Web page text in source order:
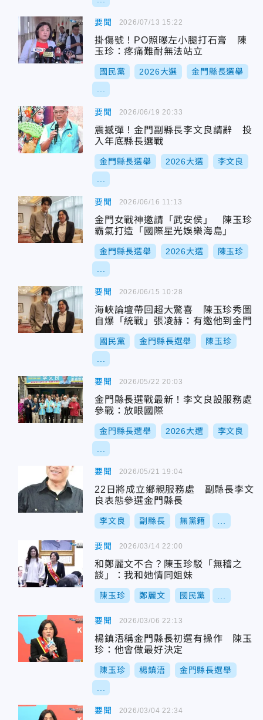
要聞
掛傷號！PO照曝左小腿打石膏 陳
玉珍：疼痛難耐無法站立
國民黨 2026大選 金門縣長選舉
2026/07/13 15:22
要聞
震撼彈！金門副縣長李文良請辭 投
入年底縣長選戰
金門縣長選舉 2026大選 李文良
2026/06/19 20:33
要聞
金門女戰神邀請「武安侯」 陳玉珍
霸氣打造「國際星光娛樂海島」
金門縣長選舉 2026大選 陳玉珍
2026/06/16 11:13
要聞
海峽論壇帶回超大驚喜 陳玉珍秀圖
自爆「統戰」張凌赫：有邀他到金門
國民黨 金門縣長選舉 陳玉珍
2026/06/15 10:28
要聞
金門縣長選戰最新！李文良設服務處
參戰：放眼國際
金門縣長選舉 2026大選 李文良
2026/05/22 20:03
要聞
22日將成立鄉親服務處 副縣長李文
良表態參選金門縣長
李文良 副縣長 無黨籍
2026/05/21 19:04
要聞
和鄭麗文不合？陳玉珍駁「無稽之
談」：我和她情同姐妹
陳玉珍 鄭麗文 國民黨
2026/03/14 22:00
要聞
楊鎮浯稱金門縣長初選有操作 陳玉
珍：他會做最好決定
陳玉珍 楊鎮浯 金門縣長選舉
2026/03/06 22:13
要聞 2026/03/04 22:34